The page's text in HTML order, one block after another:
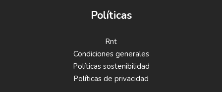
Políticas
Rnt
Condiciones generales
Políticas sostenibilidad
Políticas de privacidad